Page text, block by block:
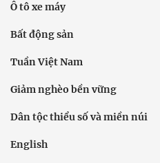
Ô tô xe máy
Bất động sản
Tuần Việt Nam
Giảm nghèo bền vững
Dân tộc thiểu số và miền núi
English